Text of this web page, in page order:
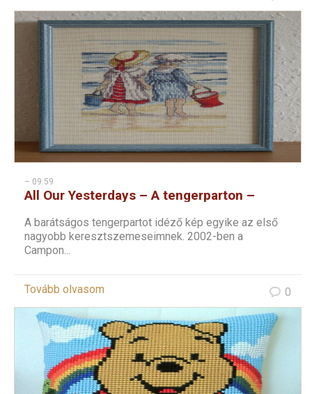
– 09:59
All Our Yesterdays – A tengerparton –
A barátságos tengerpartot idéző kép egyike az első
nagyobb keresztszemeseimnek. 2002-ben a
Campon...
Tovább olvasom 0